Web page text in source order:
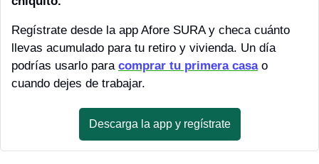
Regístrate desde la app Afore SURA y checa cuánto
llevas acumulado para tu retiro y vivienda. Un día
podrías usarlo para comprar tu primera casa o
cuando dejes de trabajar.
Descarga la app y regístrate